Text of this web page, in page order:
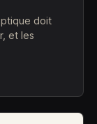
doit
et les